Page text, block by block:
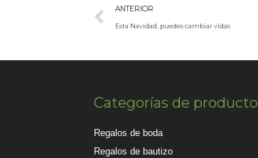
ANTERIOR
Esta Navidad, puedes cambiar vidas
Categorías de producto
Regalos de boda
Regalos de bautizo